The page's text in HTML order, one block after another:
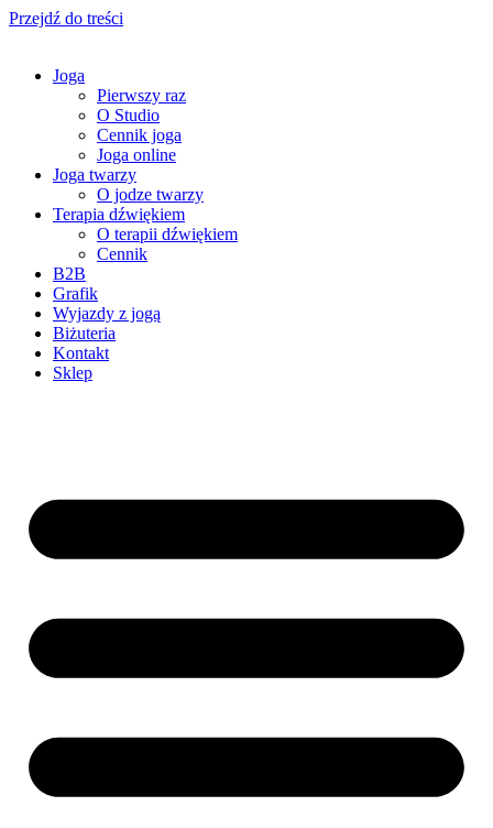
Przejdź do treści
Joga
Pierwszy raz
O Studio
Cennik joga
Joga online
Joga twarzy
O jodze twarzy
Terapia dźwiękiem
O terapii dźwiękiem
Cennik
B2B
Grafik
Wyjazdy z jogą
Biżuteria
Kontakt
Sklep